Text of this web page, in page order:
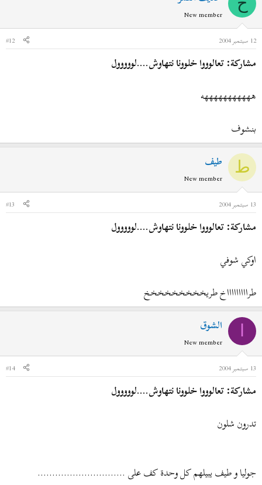
New member
12 سبتمبر 2004
#12
مشاركة: تعالوووا خلوونا نتهاوش....لووووول
هههههههههههه
بنشوف
ط طيف
New member
13 سبتمبر 2004
#13
مشاركة: تعالوووا خلوونا نتهاوش....لووووول
اوكي شوفي
طراااااااااخ طريخخخخخخخخخ
الشوق
New member
13 سبتمبر 2004
#14
مشاركة: تعالوووا خلوونا نتهاوش....لووووول
تدرون شلون
جوليا و طيف يبيلهم كل وحدة كف على ..............................